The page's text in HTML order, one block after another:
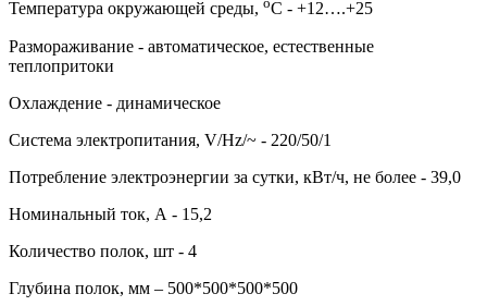
Температура окружающей среды,
С - +12….+25
Размораживание - автоматическое, естественные
теплопритоки
Охлаждение - динамическое
Система электропитания, V/Hz/~ - 220/50/1
Потребление электроэнергии за сутки, кВт/ч, не более - 39,0
Номинальный ток, А - 15,2
Количество полок, шт - 4
Глубина полок, мм – 500*500*500*500